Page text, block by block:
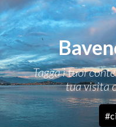
Tagga i tuoi
tua visita